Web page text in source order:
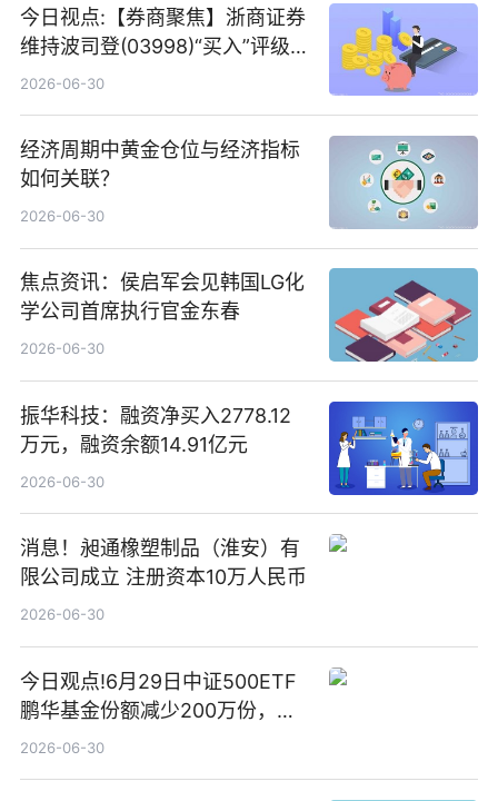
今日视点:【券商聚焦】浙商证券
维持波司登(03998)“买入”评级
指其业绩高质量稳增长
2026-06-30
经济周期中黄金仓位与经济指标
如何关联？
2026-06-30
焦点资讯：侯启军会见韩国LG化
学公司首席执行官金东春
2026-06-30
振华科技：融资净买入2778.12
万元，融资余额14.91亿元
2026-06-30
消息！昶通橡塑制品（淮安）有
限公司成立 注册资本10万人民币
2026-06-30
今日观点!6月29日中证500ETF
鹏华基金份额减少200万份，重
仓股亨通光电、赤峰黄金、佰维
2026-06-30